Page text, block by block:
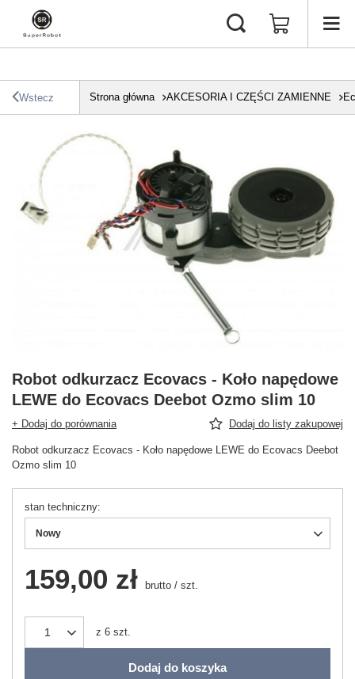
Wstecz Strona główna AKCESORIA I CZĘŚCI ZAMIENNE
Robot odkurzacz Ecovacs - Koło napędowe
LEWE do Ecovacs Deebot Ozmo slim 10
+ Dodaj do porównania Dodaj do listy zakupowej
Robot odkurzacz Ecovacs - Koło napędowe LEWE do Ecovacs Deebot
Ozmo slim 10
stan techniczny
Nowy
159,00 zł brutto / szt.
z 6 szt.
Dodaj do koszyka